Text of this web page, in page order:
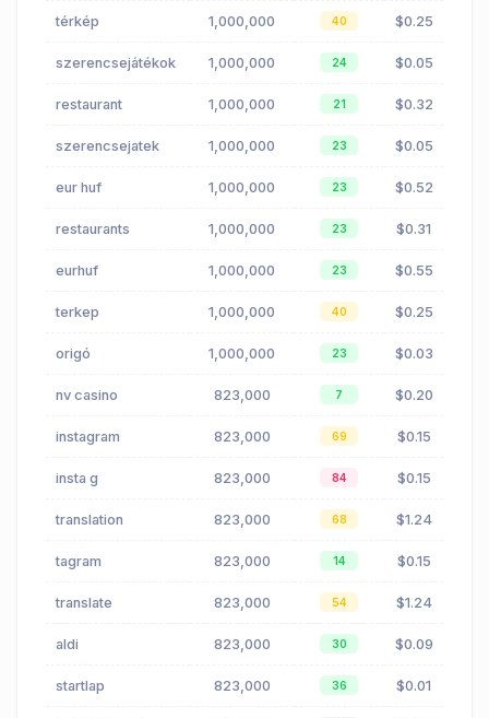
térkép 1,000,000 40 $0.25
szerencsejátékok 1,000,000 24 $0.05
restaurant 1,000,000 21 $0.32
szerencsejatek 1,000,000 23 $0.05
eur huf 1,000,000 23 $0.52
restaurants 1,000,000 23 $0.31
eurhuf 1,000,000 23 $0.55
terkep 1,000,000 40 $0.25
origó 1,000,000 23 $0.03
nv casino 823,000 7 $0.20
instagram 823,000 69 $0.15
insta g 823,000 84 $0.15
translation 823,000 68 $1.24
tagram 823,000 14 $0.15
translate 823,000 54 $1.24
aldi 823,000 30 $0.09
startlap 823,000 36 $0.01